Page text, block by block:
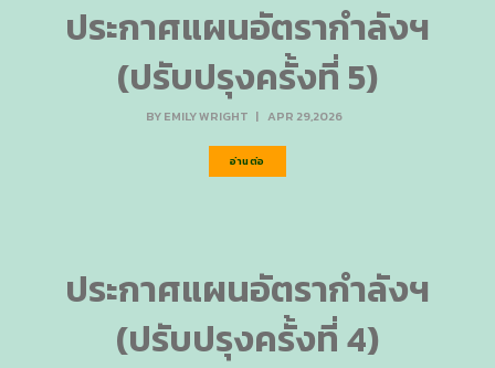
ประกาศแผนอัตรากำลังฯ
(ปรับปรุงครั้งที่ 5)
BYEMILY WRIGHT | APR 29,2026
อ่านต่อ
ประกาศแผนอัตรากำลังฯ
(ปรับปรุงครั้งที่ 4)